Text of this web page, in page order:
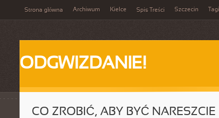
Strona główna Archiwum Kielce Spis Treści Szczecin Tagi
ODGWIZDANIE!
CO ZROBIĆ, ABY BYĆ